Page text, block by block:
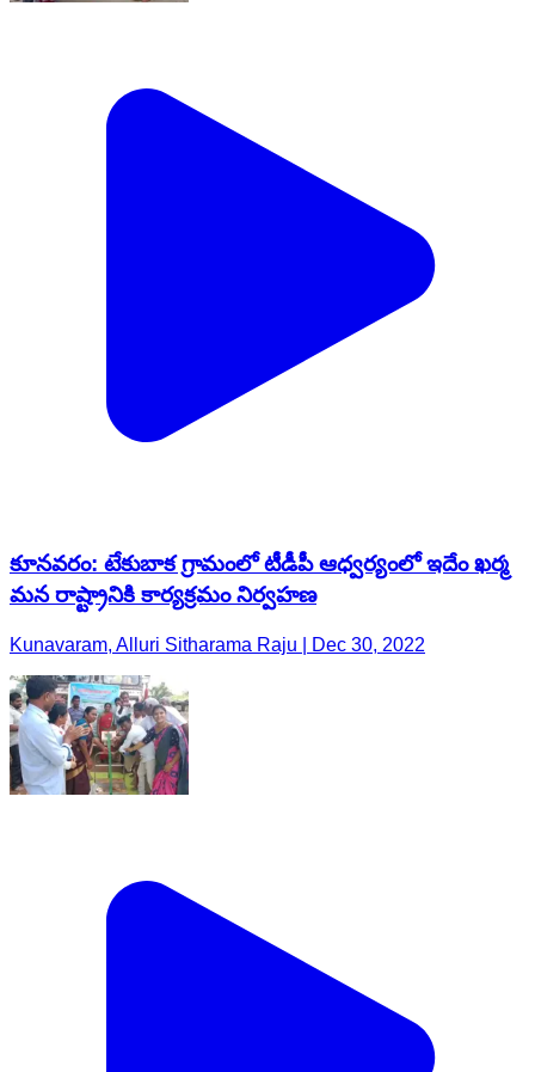
కూనవరం: టేకుబాక గ్రామంలో టీడీపీ ఆధ్వర్యంలో ఇదేం ఖర్మ
మన రాష్ట్రానికి కార్యక్రమం నిర్వహణ
Kunavaram, Alluri Sitharama Raju | Dec 30, 2022